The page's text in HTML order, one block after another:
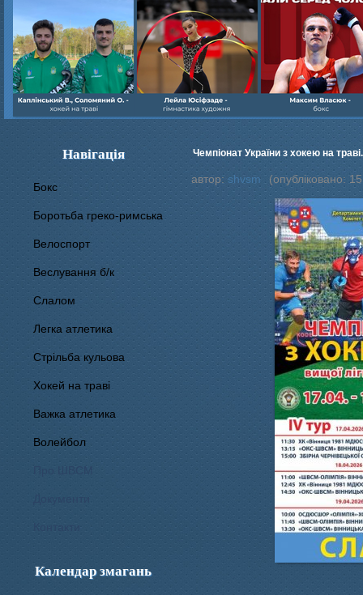
Навігація
Бокс
Боротьба греко-римська
Велоспорт
Веслування б/к
Cлалом
Легка атлетика
Стрільба кульова
Хокей на траві
Важка атлетика
Волейбол
Про ШВСМ
Документи
Календар змагань
Чемпіонат України з хокею на траві.
автор: shvsm (опубліковано: